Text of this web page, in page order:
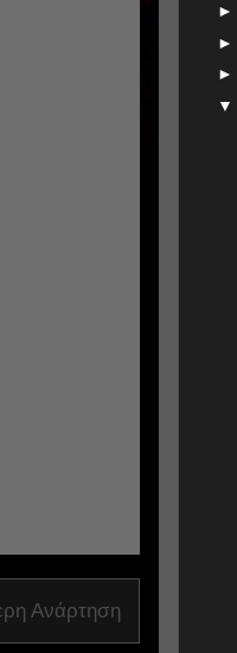
Ανάρτηση
►
►
►
▼